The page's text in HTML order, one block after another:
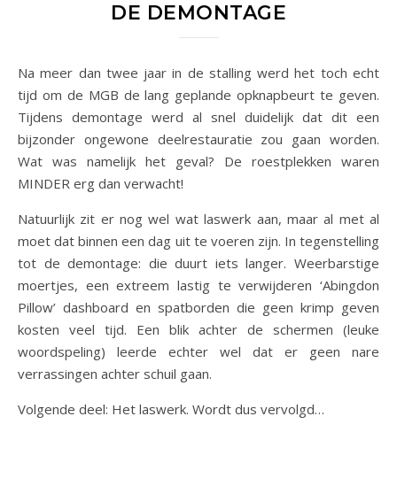
DE DEMONTAGE
Na meer dan twee jaar in de stalling werd het toch echt
tijd om de MGB de lang geplande opknapbeurt te geven.
Tijdens demontage werd al snel duidelijk dat dit een
bijzonder ongewone deelrestauratie zou gaan worden.
Wat was namelijk het geval? De roestplekken waren
MINDER erg dan verwacht!
Natuurlijk zit er nog wel wat laswerk aan, maar al met al
moet dat binnen een dag uit te voeren zijn. In tegenstelling
tot de demontage: die duurt iets langer. Weerbarstige
moertjes, een extreem lastig te verwijderen ‘Abingdon
Pillow’ dashboard en spatborden die geen krimp geven
kosten veel tijd. Een blik achter de schermen (leuke
woordspeling) leerde echter wel dat er geen nare
verrassingen achter schuil gaan.
Volgende deel: Het laswerk. Wordt dus vervolgd…